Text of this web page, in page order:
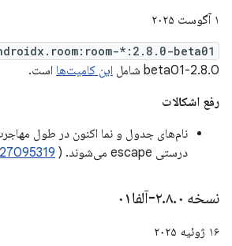
۱ آگوست ۲۰۲۵
*:2.8.0-beta01
2.8.0-beta01 شامل
این کامیت‌ها است.
رفع اشکالات
نام‌های جدول و نما اکنون در طول
درستی escape می‌شوند. (
نسخه ۲ .۸.۰-آلفا۰۱
۱۶ ژوئیه ۲۰۲۵